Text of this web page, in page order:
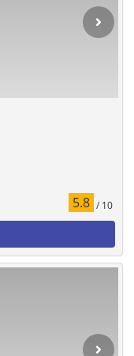
5.8 / 10